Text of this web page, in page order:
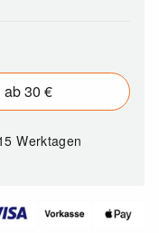
30 €
Werktagen